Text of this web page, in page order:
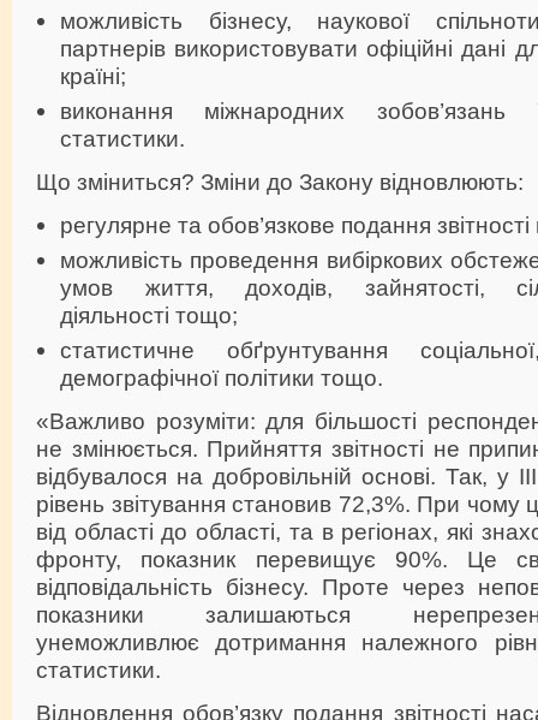
можливість бізнесу, наукової
партнерів використовувати офіційні дані
країні;
виконання міжнародних
статистики.
Що зміниться? Зміни до Закону відновлюють:
регулярне та обов’язкове подання звітності
можливість проведення вибіркових
умов життя, доходів, зайнятості,
діяльності тощо;
статистичне обґрунтування
демографічної політики тощо.
«Важливо розуміти: для більшості
не змінюється. Прийняття звітності не
відбувалося на добровільній основі. Так, у
рівень звітування становив 72,3%. При чому
від області до області, та в регіонах, які
фронту, показник перевищує 90%. Це
відповідальність бізнесу. Проте через
показники залишаються
унеможливлює дотримання належного
статистики.
Відновлення обов’язку подання звітності